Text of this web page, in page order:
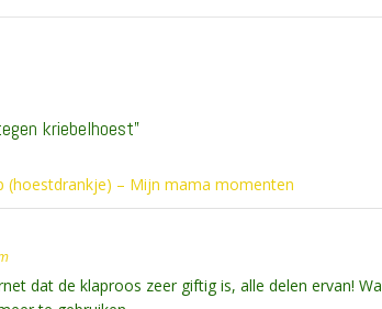
kriebelhoest”
(hoestdrankje) – Mijn mama momenten
dat de klaproos zeer giftig is, alle delen ervan!